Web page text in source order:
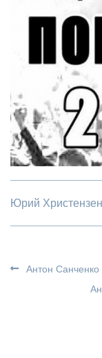
Юрий Христензен
Антон